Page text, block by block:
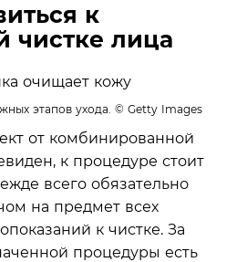
к
чистке лица
этапов ухода. © Getty Images
от комбинированной
к процедуре стоит
всего обязательно
на предмет всех
к чистке. За
процедуры есть